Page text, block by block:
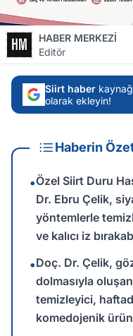
HABER MERKEZİ
Editör
Siirt haber
olarak ekleyin!
Haberin
•Özel Siirt Duru
Dr. Ebru Çelik,
yöntemlerle
ve kalıcı iz
•Doç. Dr. Çelik,
dolmasıyla
temizleyici,
komedojenik ürün